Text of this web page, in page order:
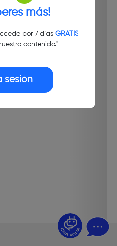
más!
por 7 días GRATIS
contenido."
sesión